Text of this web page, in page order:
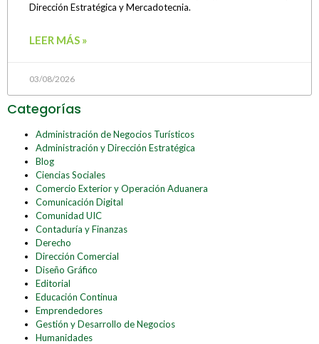
Dirección Estratégica y Mercadotecnia.
LEER MÁS »
03/08/2026
Categorías
Administración de Negocios Turísticos
Administración y Dirección Estratégica
Blog
Ciencias Sociales
Comercio Exterior y Operación Aduanera
Comunicación Digital
Comunidad UIC
Contaduría y Finanzas
Derecho
Dirección Comercial
Diseño Gráfico
Editorial
Educación Continua
Emprendedores
Gestión y Desarrollo de Negocios
Humanidades